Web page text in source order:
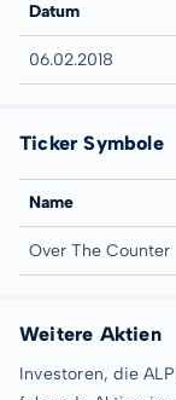
Datum
06.02.2018
Ticker Symbole
Name
Over The Counter
Weitere Aktien
Investoren, die